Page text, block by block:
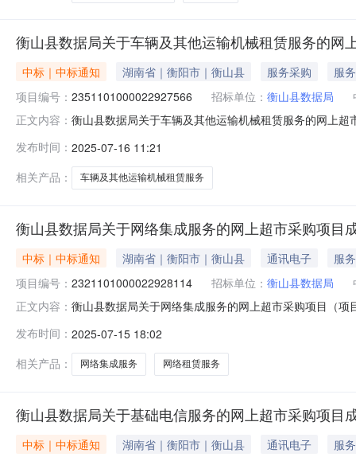
衡山县数据局关于车辆及其他运输机械租赁服务的网
中标｜中标通知 湖南省｜衡阳市｜衡山县 服务采购
服务
项目编号： 2351101000022927566 招标单位： 衡山县数据局
正文内容： 衡山县数据局关于车辆及其他运输机械租赁服务的网上
划编码:430423项目所在行政区划名称:湖南省衡阳市衡
发布时间： 2025-07-16 11:21
相关产品：
车辆及其他运输机械租赁服务
衡山县数据局关于网络集成服务的网上超市采购项目
中标｜中标通知 湖南省｜衡阳市｜衡山县 通讯电子
服务
项目编号： 2321101000022928114 招标单位： 衡山县数据局
正文内容： 衡山县数据局关于网络集成服务的网上超市采购项目（
划名称:湖南省衡阳市衡山县报价起止时间:-二、采购单
发布时间： 2025-07-15 18:02
相关产品：
网络集成服务 网络租赁服务
衡山县数据局关于基础电信服务的网上超市采购项目
中标｜中标通知 湖南省｜衡阳市｜衡山县 通讯电子
服务